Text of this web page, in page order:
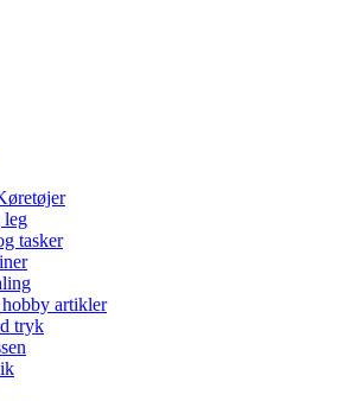
leg
tasker
artikler
tryk